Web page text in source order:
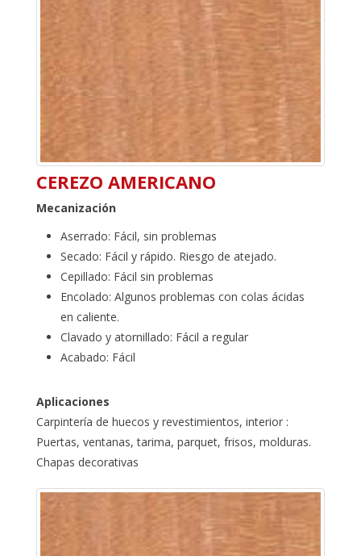
CEREZO AMERICANO
Mecanización
Aserrado: Fácil, sin problemas
Secado: Fácil y rápido. Riesgo de atejado.
Cepillado: Fácil sin problemas
Encolado: Algunos problemas con colas ácidas
en caliente.
Clavado y atornillado: Fácil a regular
Acabado: Fácil
Aplicaciones
Carpintería de huecos y revestimientos, interior :
Puertas, ventanas, tarima, parquet, frisos, molduras.
Chapas decorativas